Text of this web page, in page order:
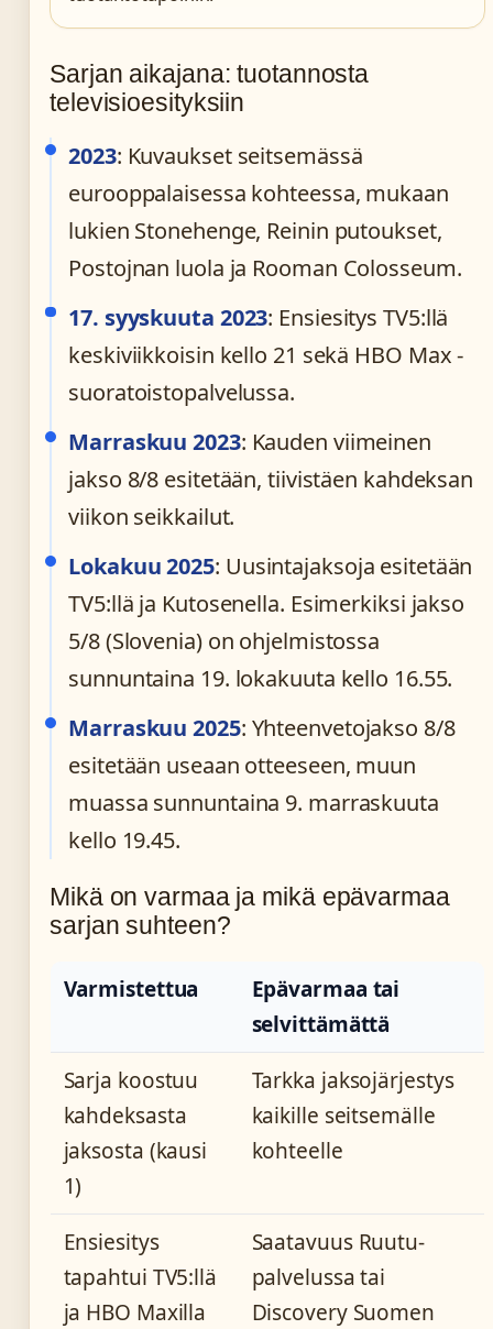
Sarjan aikajana: tuotannosta
televisioesityksiin
2023: Kuvaukset seitsemässä
eurooppalaisessa kohteessa, mukaan
lukien Stonehenge, Reinin putoukset,
Postojnan luola ja Rooman Colosseum.
17. syyskuuta 2023: Ensiesitys TV5:llä
keskiviikkoisin kello 21 sekä HBO Max -
suoratoistopalvelussa.
Marraskuu 2023: Kauden viimeinen
jakso 8/8 esitetään, tiivistäen kahdeksan
viikon seikkailut.
Lokakuu 2025: Uusintajaksoja esitetään
TV5:llä ja Kutosenella. Esimerkiksi jakso
5/8 (Slovenia) on ohjelmistossa
sunnuntaina 19. lokakuuta kello 16.55.
Marraskuu 2025: Yhteenvetojakso 8/8
esitetään useaan otteeseen, muun
muassa sunnuntaina 9. marraskuuta
kello 19.45.
Mikä on varmaa ja mikä epävarmaa
sarjan suhteen?
Varmistettua
Epävarmaa tai
selvittämättä
Sarja koostuu
kahdeksasta
jaksosta (kausi
1)
Tarkka jaksojärjestys
kaikille seitsemälle
kohteelle
Ensiesitys
tapahtui TV5:llä
ja HBO Maxilla
Saatavuus Ruutu-
palvelussa tai
Discovery Suomen